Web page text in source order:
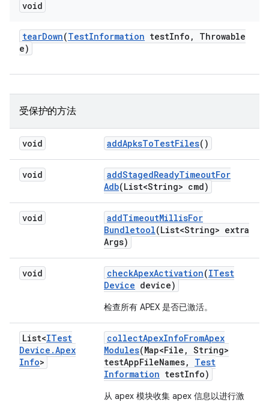
void
tearDown(TestInformation testInfo ,
Throwable
e)
受保护的方法
void addApksToTestFiles()
void addStagedReadyTimeoutFor
Adb(List<String> cmd)
void addTimeoutMillisFor
Bundletool(List<String> extra
Args)
void checkApexActivation(ITest
Device device)
检查所有 APEX 是否已激活。
List<ITest
Device .Apex
Info>
collectApexInfoFromApex
Modules(Map<File , String>
testAppFileNames,
Test
Information testInfo)
从 apex 模块收集 apex 信息以进行激